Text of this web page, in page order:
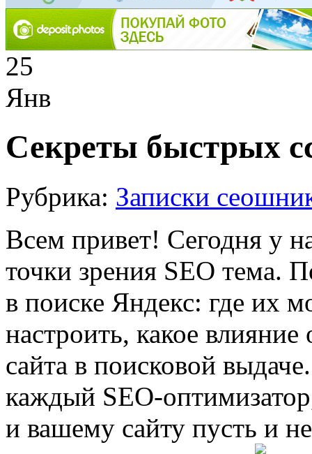
25
Янв
Секреты быстрых
Рубрика: Записки
Всем привет! Сегодня у
точки зрения SEO тема.
в поиске Яндекс: где их
настроить, какое
сайта в поисковой
каждый SEO-
и вашему сайту пусть и